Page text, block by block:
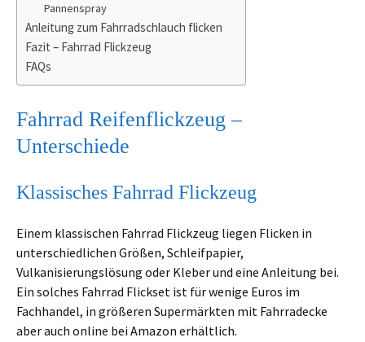
Pannenspray
Anleitung zum Fahrradschlauch flicken
Fazit – Fahrrad Flickzeug
FAQs
Fahrrad Reifenflickzeug –
Unterschiede
Klassisches Fahrrad Flickzeug
Einem klassischen Fahrrad Flickzeug liegen Flicken in
unterschiedlichen Größen, Schleifpapier,
Vulkanisierungslösung oder Kleber und eine Anleitung bei.
Ein solches Fahrrad Flickset ist für wenige Euros im
Fachhandel, in größeren Supermärkten mit Fahrradecke
aber auch online bei Amazon erhältlich.